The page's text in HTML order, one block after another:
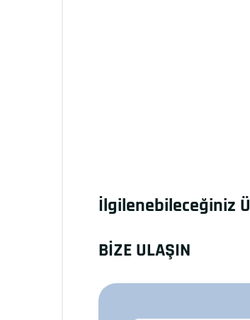
İlgilenebileceğiniz
BİZE ULAŞIN